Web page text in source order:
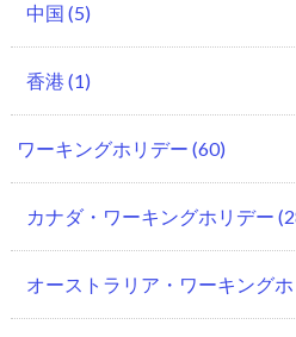
中国 (5)
香港 (1)
ワーキングホリデー (60)
カナダ・ワーキングホリデー
オーストラリア・ワーキング